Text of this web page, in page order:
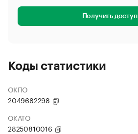
Получить доступ
Коды статистики
ОКПО
2049682298
ОКАТО
28250810016